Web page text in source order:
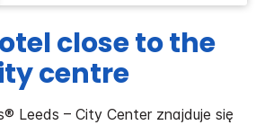
close to the
centre
Leeds – City Center znajduje się